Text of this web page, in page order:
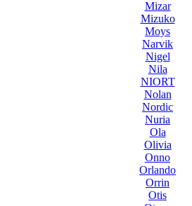
Mizar
Mizuko
Moys
Narvik
Nigel
Nila
NIORT
Nolan
Nordic
Nuria
Ola
Olivia
Onno
Orlando
Orrin
Otis